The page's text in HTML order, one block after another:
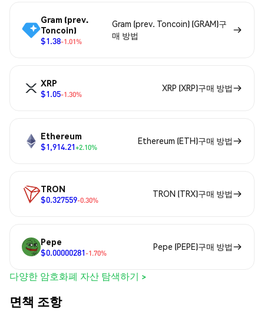
Gram (prev.
Toncoin)
$1.38-1.01%
Gram (prev. Toncoin) (GRAM)구
매 방법
XRP
$1.05-1.30%
XRP (XRP)구매 방법
Ethereum
$1,914.21+2.10%
Ethereum (ETH)구매 방법
TRON
$0.327559-0.30%
TRON (TRX)구매 방법
Pepe
$0.00000281-1.70%
Pepe (PEPE)구매 방법
다양한 암호화폐 자산 탐색하기 >
면책 조항